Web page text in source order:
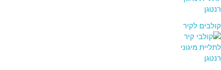
קולבים לקיר